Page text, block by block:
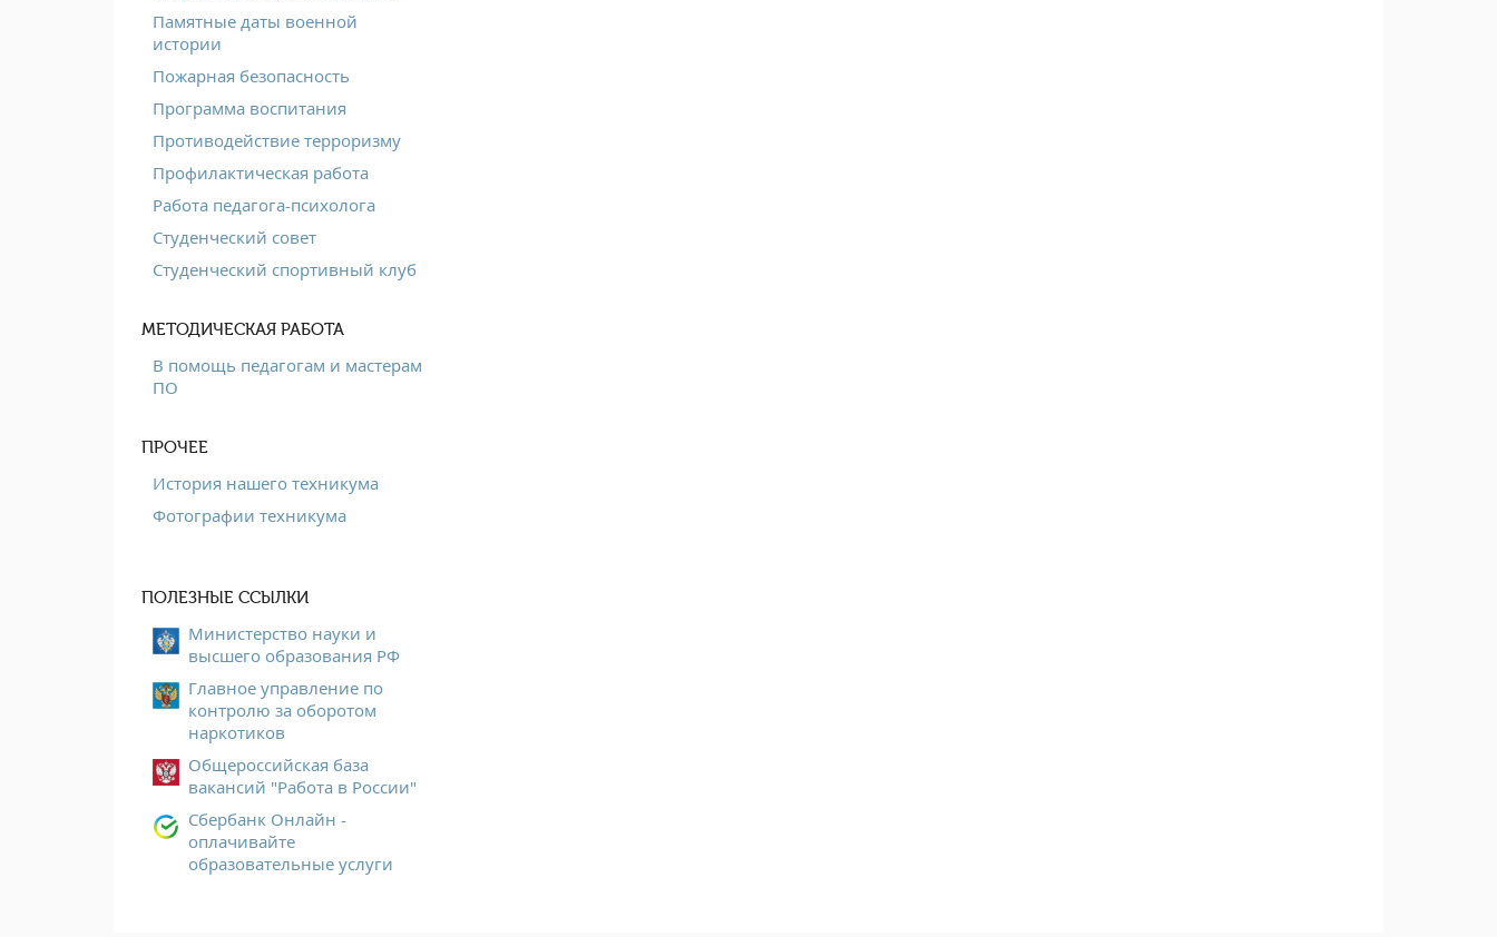
Памятные даты военной
истории
Пожарная безопасность
Программа воспитания
Противодействие терроризму
Профилактическая работа
Работа педагога-психолога
Студенческий совет
Студенческий спортивный клуб
МЕТОДИЧЕСКАЯ РАБОТА
В помощь педагогам и мастерам
ПО
ПРОЧЕЕ
История нашего техникума
Фотографии техникума
ПОЛЕЗНЫЕ ССЫЛКИ
Министерство науки и
высшего образования РФ
Главное управление по
контролю за оборотом
наркотиков
Общероссийская база
вакансий "Работа в России"
Сбербанк Онлайн -
оплачивайте
образовательные услуги